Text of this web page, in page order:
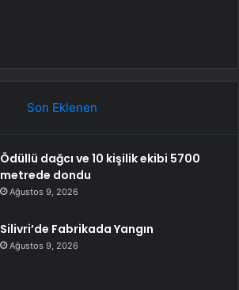
Son Eklenen
Ödüllü dağcı ve 10 kişilik ekibi 5700
metrede dondu
Ağustos 9, 2026
Silivri’de Fabrikada Yangın
Ağustos 9, 2026